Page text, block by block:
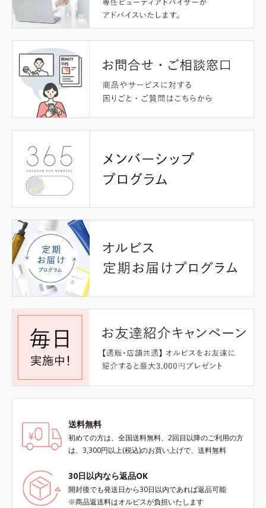
送料無料
初めての方は、全国送料無料、2回目以降のご利用の方
は、3,300円以上(税込)のお買い上げで、送料無料
30日以内なら返品OK
開封後でも発送日から30日以内であれば返品可能
※商品返送料はオルビスが負担いたします